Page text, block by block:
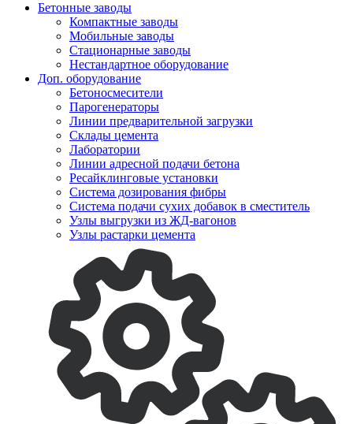
Бетонные заводы
Компактные заводы
Мобильные заводы
Стационарные заводы
Нестандартное оборудование
Доп. оборудование
Бетоносмесители
Парогенераторы
Линии предварительной загрузки
Склады цемента
Лаборатории
Линии адресной подачи бетона
Ресайклинговые установки
Система дозирования фибры
Система подачи сухих добавок в сместитель
Узлы выгрузки из ЖД-вагонов
Узлы растарки цемента